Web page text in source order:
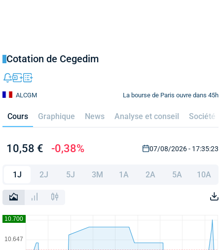
Cotation de Cegedim
La bourse de Paris ouvre dans 45h
ALCGM
Cours Graphique News Analyse et conseil Société
10,58 € -0,38% 07/08/2026 - 17:35:23
1J 2J 5J 3M 1A 2A 5A 10A